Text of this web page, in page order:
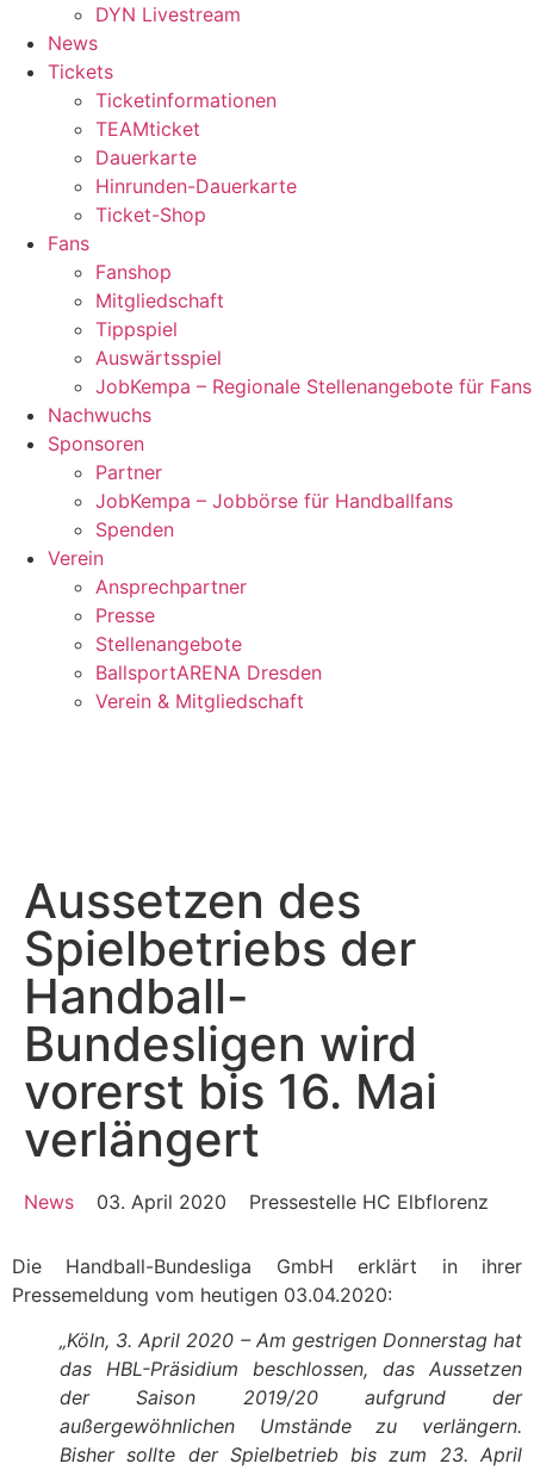
DYN Livestream
News
Tickets
Ticketinformationen
TEAMticket
Dauerkarte
Hinrunden-Dauerkarte
Ticket-Shop
Fans
Fanshop
Mitgliedschaft
Tippspiel
Auswärtsspiel
JobKempa – Regionale Stellenangebote für Fans
Nachwuchs
Sponsoren
Partner
JobKempa – Jobbörse für Handballfans
Spenden
Verein
Ansprechpartner
Presse
Stellenangebote
BallsportARENA Dresden
Verein & Mitgliedschaft
Aussetzen des
Spielbetriebs der
Handball-
Bundesligen wird
vorerst bis 16. Mai
verlängert
News 03. April 2020 Pressestelle HC Elbflorenz
Die Handball-Bundesliga GmbH erklärt in ihrer
Pressemeldung vom heutigen 03.04.2020:
„Köln, 3. April 2020 – Am gestrigen Donnerstag hat
das HBL-Präsidium beschlossen, das Aussetzen
der Saison 2019/20 aufgrund der
außergewöhnlichen Umstände zu verlängern.
Bisher sollte der Spielbetrieb bis zum 23. April